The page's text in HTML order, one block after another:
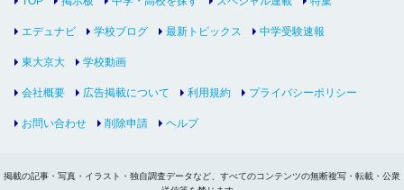
エデュナビ 学校ブログ 最新トピックス 中学受験速報
東大京大 学校動画
会社概要 広告掲載について 利用規約 プライバシーポリシー
お問い合わせ 削除申請 ヘルプ
掲載の記事・写真・イラスト・独自調査データなど、すべてのコンテンツの無断複写・転載・公衆